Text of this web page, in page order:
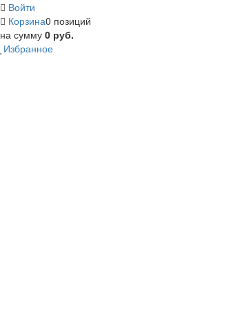
Войти
Корзина0 позиций
на сумму 0 руб.
Избранное